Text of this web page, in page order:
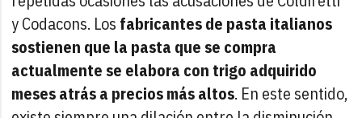
y Codacons. Los fabricantes de pasta italianos
sostienen que la pasta que se compra
actualmente se elabora con trigo adquirido
meses atrás a precios más altos. En este sentido,